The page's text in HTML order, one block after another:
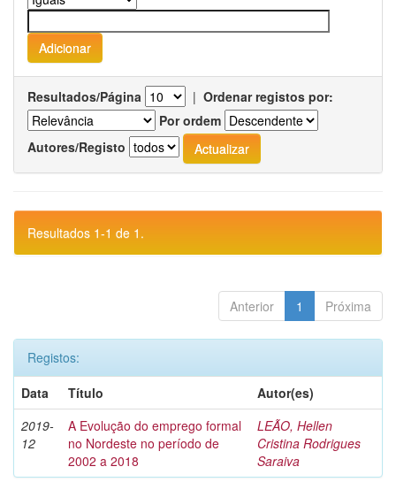
Resultados/Página | Ordenar registos por:
Por ordem
Autores/Registo
Resultados 1-1 de 1.
Anterior 1 Próxima
Registos:
Data
Título
Autor(es)
2019-
12
A Evolução do emprego formal
no Nordeste no período de
2002 a 2018
LEÃO, Hellen
Cristina Rodrigues
Saraiva